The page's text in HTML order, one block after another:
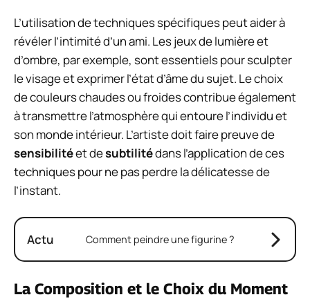
L’utilisation de techniques spécifiques peut aider à
révéler l’intimité d’un ami. Les jeux de lumière et
d’ombre, par exemple, sont essentiels pour sculpter
le visage et exprimer l’état d’âme du sujet. Le choix
de couleurs chaudes ou froides contribue également
à transmettre l’atmosphère qui entoure l’individu et
son monde intérieur. L’artiste doit faire preuve de
sensibilitéet desubtilitédans l’application de ces
techniques pour ne pas perdre la délicatesse de
l’instant.
Actu Comment peindre une figurine ?
La Composition et le Choix du Moment